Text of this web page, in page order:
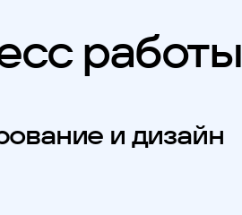
работы
и дизайн